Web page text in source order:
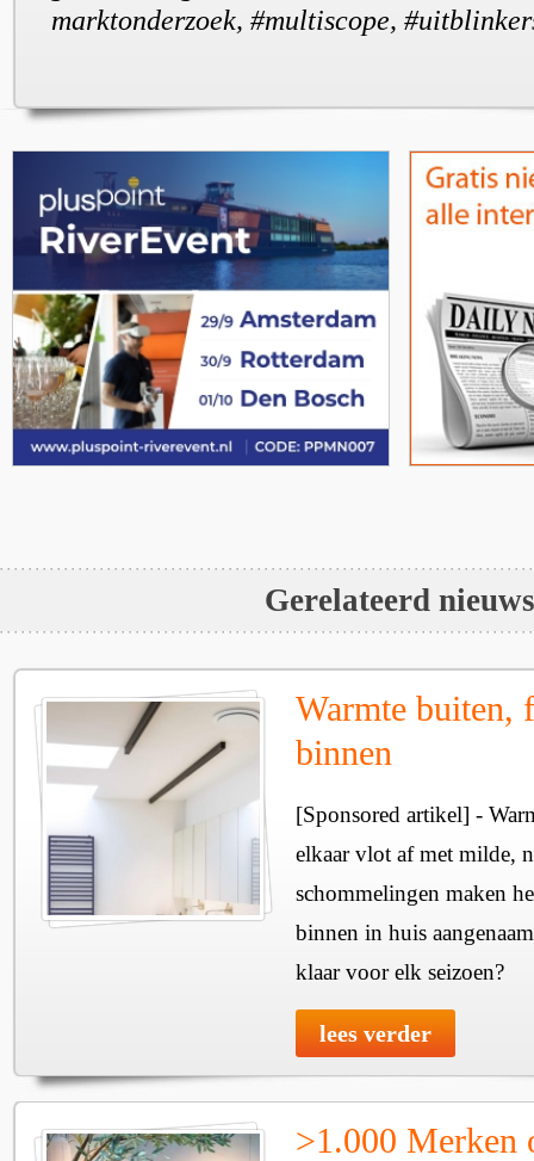
marktonderzoek, #multiscope,
Gerelateerd nieuws
Warmte buiten,
binnen
[Sponsored artikel] -
elkaar vlot af met milde,
schommelingen maken
binnen in huis
klaar voor elk seizoen?
lees verder
>1.000 Merken